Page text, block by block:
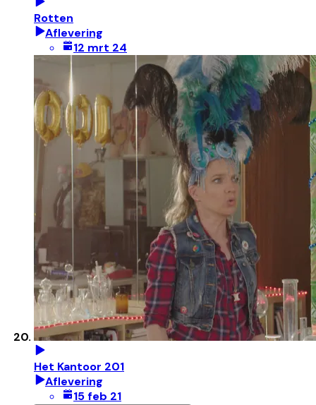
Rotten
Aflevering
12 mrt 24
Het Kantoor 201
Aflevering
15 feb 21